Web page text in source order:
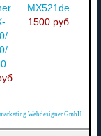
MX521de
1500 руб
Webdesigner GmbH